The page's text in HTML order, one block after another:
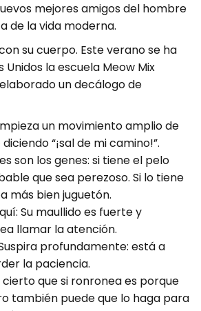
mejores amigos del hombre
de la vida moderna.
su cuerpo. Este verano se ha
la escuela Meow Mix
un decálogo de
un movimiento amplio de
“¡sal de mi camino!”.
son los genes: si tiene el pelo
que sea perezoso. Si lo tiene
más bien juguetón.
Su maullido es fuerte y
llamar la atención.
profundamente: está a
la paciencia.
cierto que si ronronea es porque
también puede que lo haga para